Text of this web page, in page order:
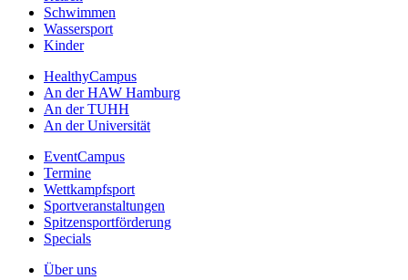
Schwimmen
Wassersport
Kinder
HealthyCampus
An der HAW Hamburg
An der TUHH
An der Universität
EventCampus
Termine
Wettkampfsport
Sportveranstaltungen
Spitzensportförderung
Specials
Über uns